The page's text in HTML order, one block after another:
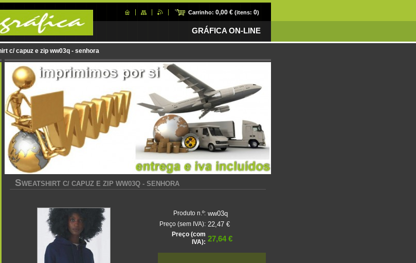
Carrinho: 0,00 € (itens: 0)
GRÁFICA ON-LINE
c/ capuz e zip ww03q - senhora
SWEATSHIRT C/ CAPUZ E ZIP WW03Q - SENHORA
Produto n.º: ww03q
Preço (sem IVA): 22,47 €
Preço (com
IVA): 27,64 €